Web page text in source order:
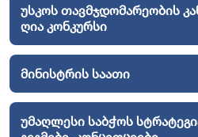
უსკოს თავმჯდომარეობის
ღია კონკურსი
მინისტრის საათი
უმაღლესი საბჭოს